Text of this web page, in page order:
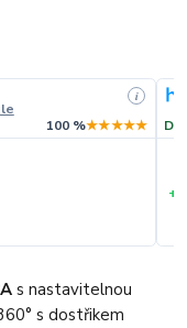
i
100 %★★★★★
+
s nastavitelnou
s dostřikem